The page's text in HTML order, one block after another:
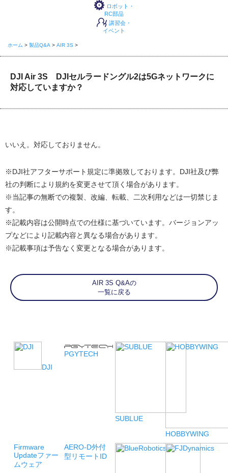
ロボット・
RC部品
講習会・
イベント
ホーム > 製品Q&A > AIR 3S >
DJI Air 3S DJIセルラードングル2は5Gネットワークに
対応していますか？
いいえ。対応しておりません。
※DJI社アフターサポート規定に準拠致しております。DJI社及び弊
社の判断により規約を変更させて頂く場合があります。
※当記事の無断での複製、改編、転載、二次利用などは一切禁じま
す。
※記載内容は公開時点での仕様に基づいています。バージョンアッ
プなどにより記載内容と異なる場合があります。
※記載事項は予告なく変更となる場合があります。
AIR 3S Q&Aの
一覧に戻る
DJI
PGYTECH
SUBLUE
HOBBYWING
Firmware
Updateファー
ムウェア
AERO-D外付
型リモートID